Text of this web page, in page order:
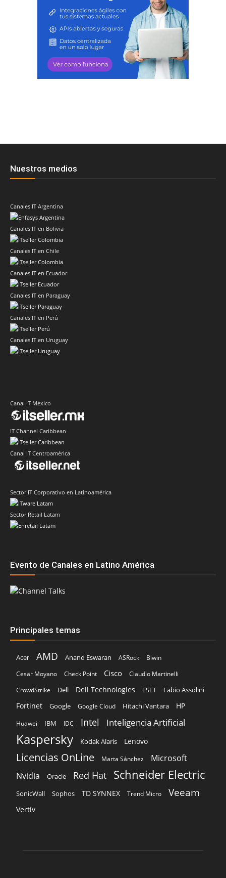
Nuestros medios
Canales IT Argentina
Canales IT en Bolivia
Canales IT en Chile
Canales IT en Ecuador
Canales IT en Paraguay
Canales IT en Perú
Canales IT en Uruguay
Canal IT México
IT Channel Caribbean
Canal IT Centroamérica
Sector IT Corporativo en Latinoamérica
Sector Retail Latam
Evento de Canales en Latino América
Principales temas
Acer AMD Anand Eswaran ASRock
Biwin
Cesar Moyano
Check Point Cisco
Claudio Martinelli
CrowdStrike
Dell Dell Technologies ESET Fabio Assolini
Fortinet Google Google Cloud Hitachi Vantara HP
Huawei IBM IDC Intel Inteligencia Artificial
Kaspersky Kodak Alaris Lenovo
Licencias OnLine Marta Sánchez
Microsoft
Nvidia
Oracle Red Hat Schneider Electric
SonicWall Sophos TD SYNNEX Trend Micro Veeam
Vertiv